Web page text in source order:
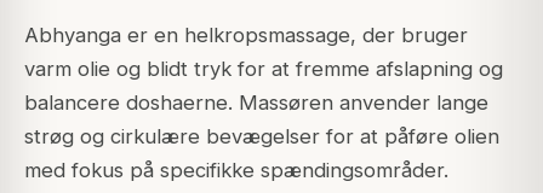
Abhyanga er en helkropsmassage, der bruger
varm olie og blidt tryk for at fremme afslapning og
balancere doshaerne. Massøren anvender lange
strøg og cirkulære bevægelser for at påføre olien
med fokus på specifikke spændingsområder.